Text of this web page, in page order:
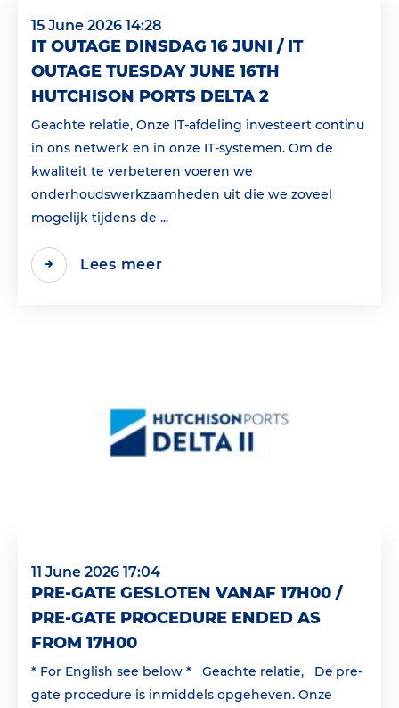
15 June 2026 14:28
IT OUTAGE DINSDAG 16 JUNI / IT
OUTAGE TUESDAY JUNE 16TH
HUTCHISON PORTS DELTA 2
Geachte relatie, Onze IT-afdeling investeert continu
in ons netwerk en in onze IT-systemen. Om de
kwaliteit te verbeteren voeren we
onderhoudswerkzaamheden uit die we zoveel
mogelijk tijdens de ...
Lees meer
11 June 2026 17:04
PRE-GATE GESLOTEN VANAF 17H00 /
PRE-GATE PROCEDURE ENDED AS
FROM 17H00
* For English see below * Geachte relatie, De pre-
gate procedure is inmiddels opgeheven. Onze